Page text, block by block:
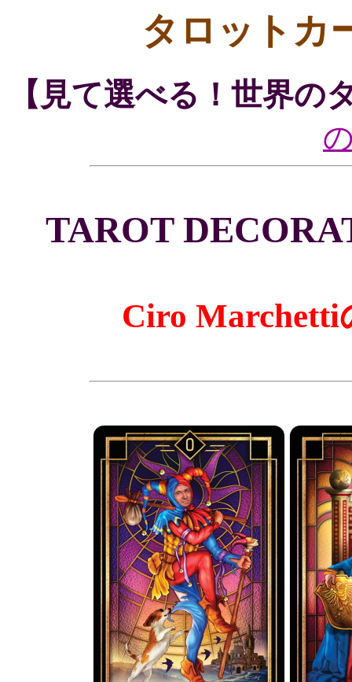
タロットカ
【見て選べる！世界の
TAROT
Ciro Marchetti